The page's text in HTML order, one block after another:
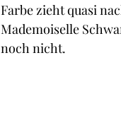
Farbe zieht quasi
Mademoiselle
noch nicht.